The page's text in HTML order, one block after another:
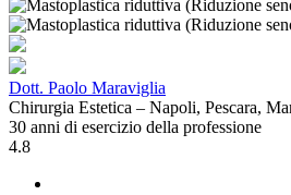
Dott. Paolo Maraviglia
Chirurgia Estetica – Napoli, Pescara,
30 anni di esercizio della professione
4.8